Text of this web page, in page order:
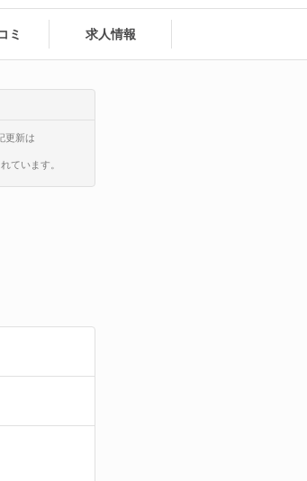
ミ 求人情報
更新は
ています。